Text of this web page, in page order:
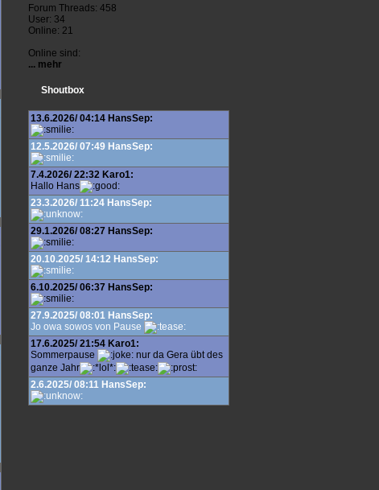
Forum Threads: 458
User: 34
Online: 21
Online sind:
... mehr
Shoutbox
13.6.2026/ 04:14 HansSep:
12.5.2026/ 07:49 HansSep:
7.4.2026/ 22:32 Karo1:
Hallo Hans
23.3.2026/ 11:24 HansSep:
29.1.2026/ 08:27 HansSep:
20.10.2025/ 14:12 HansSep:
6.10.2025/ 06:37 HansSep:
27.9.2025/ 08:01 HansSep:
Jo owa sowos von Pause
17.6.2025/ 21:54 Karo1:
Sommerpause
nur da Gera übt des
ganze Jahr
2.6.2025/ 08:11 HansSep: